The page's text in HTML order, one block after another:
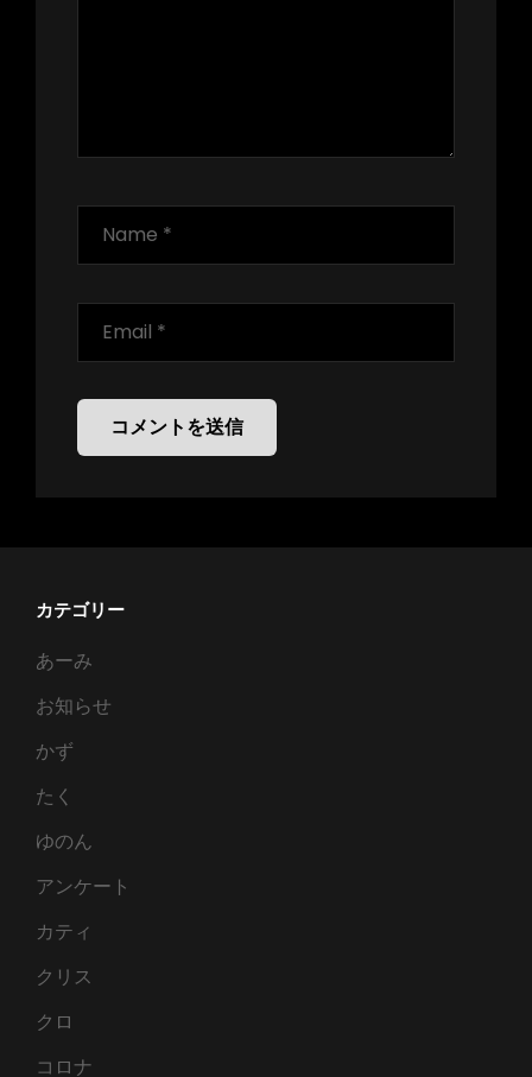
カテゴリー
あーみ
お知らせ
かず
たく
ゆのん
アンケート
カティ
クリス
クロ
コロナ